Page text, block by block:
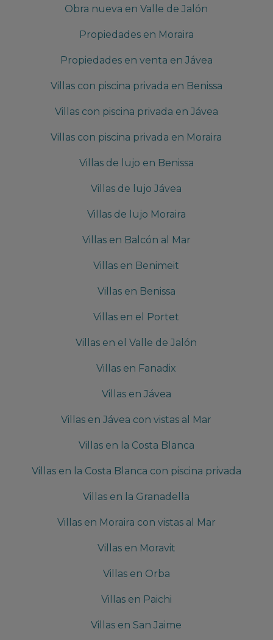
Obra nueva en Valle de Jalón
Propiedades en Moraira
Propiedades en venta en Jávea
Villas con piscina privada en Benissa
Villas con piscina privada en Jávea
Villas con piscina privada en Moraira
Villas de lujo en Benissa
Villas de lujo Jávea
Villas de lujo Moraira
Villas en Balcón al Mar
Villas en Benimeit
Villas en Benissa
Villas en el Portet
Villas en el Valle de Jalón
Villas en Fanadix
Villas en Jávea
Villas en Jávea con vistas al Mar
Villas en la Costa Blanca
Villas en la Costa Blanca con piscina privada
Villas en la Granadella
Villas en Moraira con vistas al Mar
Villas en Moravit
Villas en Orba
Villas en Paichi
Villas en San Jaime